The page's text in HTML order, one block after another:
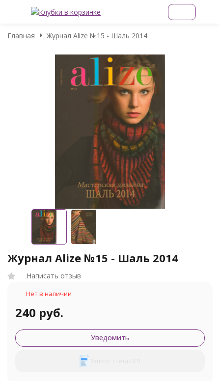
Главная Журнал Alize №15 - Шаль 2014
Журнал Alize №15 - Шаль 2014
Написать отзыв
Нет в наличии
240 руб.
Уведомить